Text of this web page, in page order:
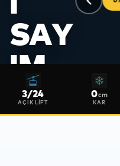
SAY
IM
Yeni sezona
hazırlıklarımıza
devam
❄
3/24
AÇIK LIFT
0cm
KAR